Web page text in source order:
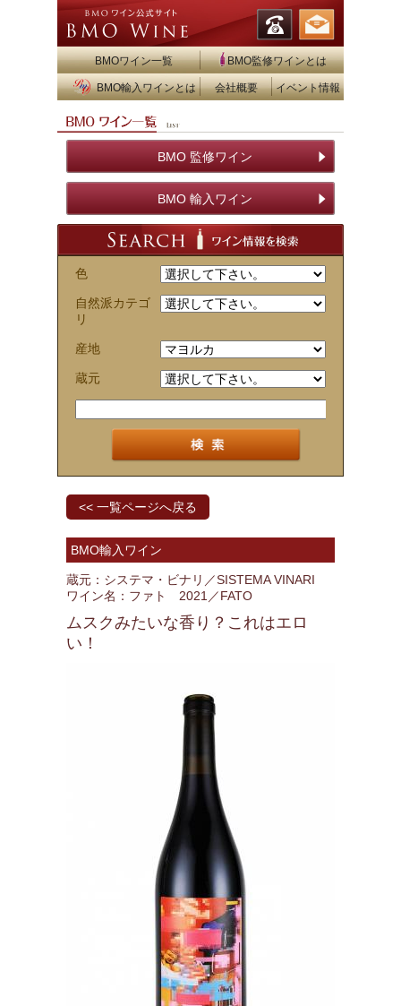
BMOワイン一覧 BMO監修ワインとは
BMO輸入ワインとは 会社概要 イベント情報
BMO 監修ワイン
BMO 輸入ワイン
色
自然派カテゴ
リ
産地
蔵元
<< 一覧ページへ戻る
BMO輸入ワイン
蔵元：システマ・ビナリ／SISTEMA VINARI
ワイン名：ファト 2021／FATO
ムスクみたいな香り？これはエロ
い！